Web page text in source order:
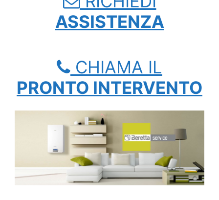
ASSISTENZA
CHIAMA IL
PRONTO INTERVENTO